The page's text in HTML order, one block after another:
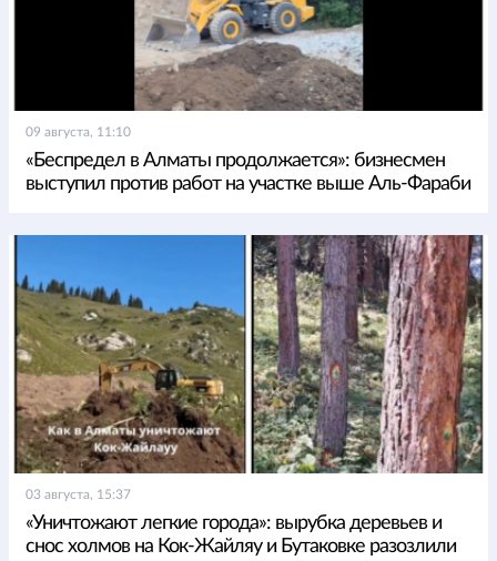
09 августа, 11:10
«Беспредел в Алматы продолжается»: бизнесмен
выступил против работ на участке выше Аль-Фараби
03 августа, 15:37
«Уничтожают легкие города»: вырубка деревьев и
снос холмов на Кок-Жайляу и Бутаковке разозлили